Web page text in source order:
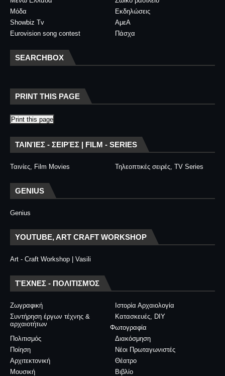
Μόδα
Εκδηλώσεις
Showbiz Tv
ΑμεΑ
Eurovision song contest
Πάσχα
SEARCHBOX
PRINT THIS PAGE
Print this page
ΤΑΙΝΊΕΣ - ΣΕΙΡΈΣ | FILM - SERIES
Ταινίες, Film Movies Τηλεοπτικές σειρές, TV Series
GENIUS
Genius
YOUTUBE, ART CRAFT WORKSHOP
Art - Craft Workshop | Vasili
ΤΈΧΝΕΣ - ΠΟΛΙΤΙΣΜΌΣ
Ζωγραφική
Ιστορία Αρχαιολογία
Συντήρηση έργων τέχνης &
αρχαιοτήτων
Κατασκευές, DIY
Φωτογραφία
Διακόσμηση
Πολιτισμός
Νέοι Πρωταγωνιστές
Ποίηση
Θέατρο
Αρχιτεκτονική
Βιβλίο
Μουσική